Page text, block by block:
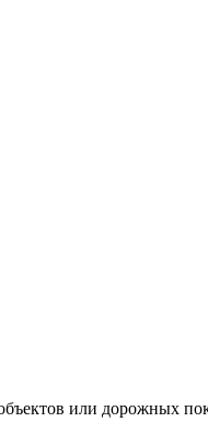
или дорожных